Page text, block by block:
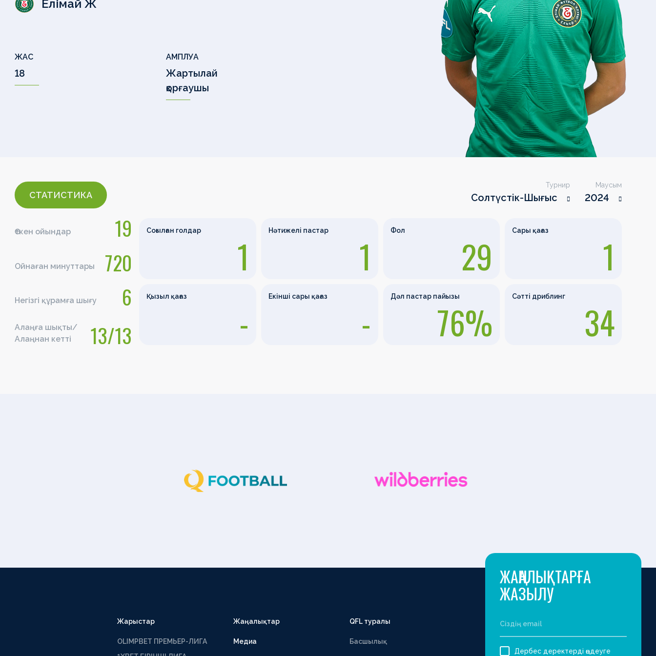
Елімай Ж
ЖАС
18
АМПЛУА
Жартылай
қорғаушы
СТАТИСТИКА
Турнир
Солтүстік-Шығыс
Маусым
2024
Өткен ойындар 19
Ойнаған минуттары 720
Негізгі құрамға шығу 6
Алаңға шықты/
Алаңнан кетті
13/13
Соғылған голдар
1
Нәтижелі пастар
1
Фол
29
Сары қағаз
1
Қызыл қағаз
-
Екінші сары қағаз
-
Дәл пастар пайызы
76%
Сәтті дриблинг
34
Жарыстар
OLIMPBET ПРЕМЬЕР-ЛИГА
Жаңалықтар
Медиа
QFL туралы
Басшылық
ЖАҢАЛЫҚТАРҒА
ЖАЗЫЛУ
Дербес деректерді өңдеуге